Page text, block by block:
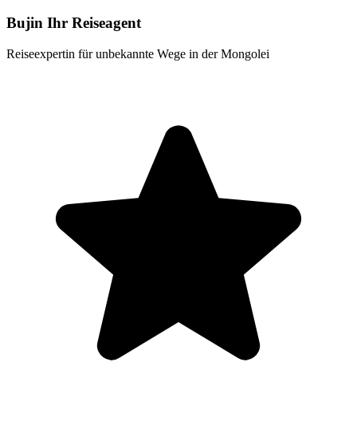
Bujin Ihr Reiseagent
Reiseexpertin für unbekannte Wege in der Mongolei